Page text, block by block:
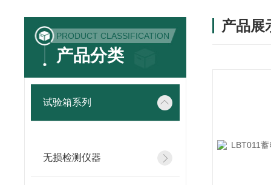
PRODUCT CLASSIFICATION
产品分类
试验箱系列
无损检测仪器
产品展